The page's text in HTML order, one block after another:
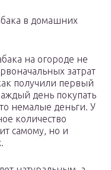
в домашних
на огороде не
затрат
получили первый
день покупать
немалые деньги. У
количество
самому, но и